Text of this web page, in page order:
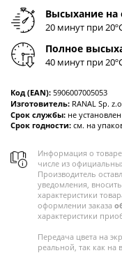
Высыхание на
20 минут при
Полное
40 минут при
Код (EAN): 5906007005053
Изготовитель: RANAL Sp.
Срок службы: не установлен
Срок годности: см. на
Информация о
числе из
Производитель
уведомления,
характеристики
оформлении заказа
характеристики
Передача цвета на
реальной, так как на